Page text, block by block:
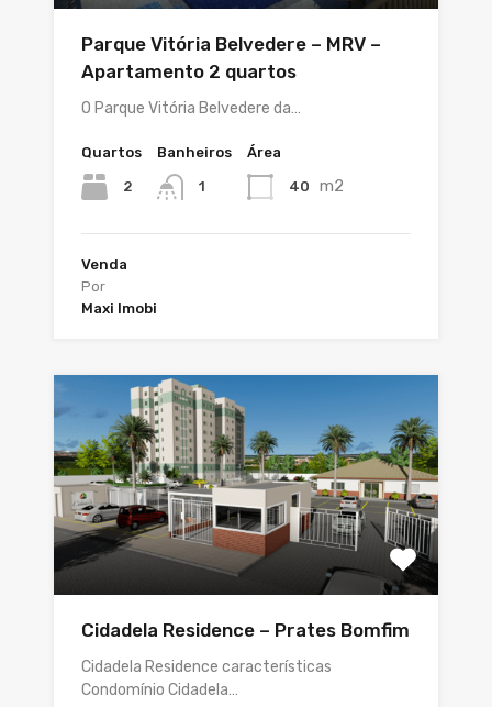
Parque Vitória Belvedere – MRV –
Apartamento 2 quartos
O Parque Vitória Belvedere da…
Quartos
2
Banheiros
1
Área
40 m2
Venda
Por
Maxi Imobi
Cidadela Residence – Prates Bomfim
Cidadela Residence características
Condomínio Cidadela…